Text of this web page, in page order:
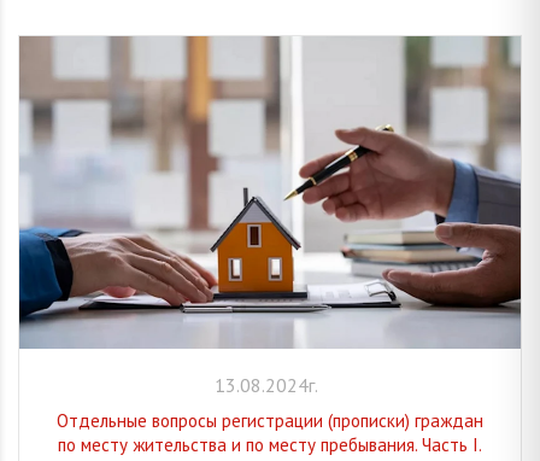
13.08.2024г.
Отдельные вопросы регистрации (прописки) граждан
по месту жительства и по месту пребывания. Часть I.